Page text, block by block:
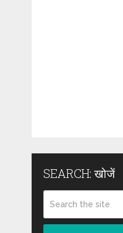
SEARCH: खोजें